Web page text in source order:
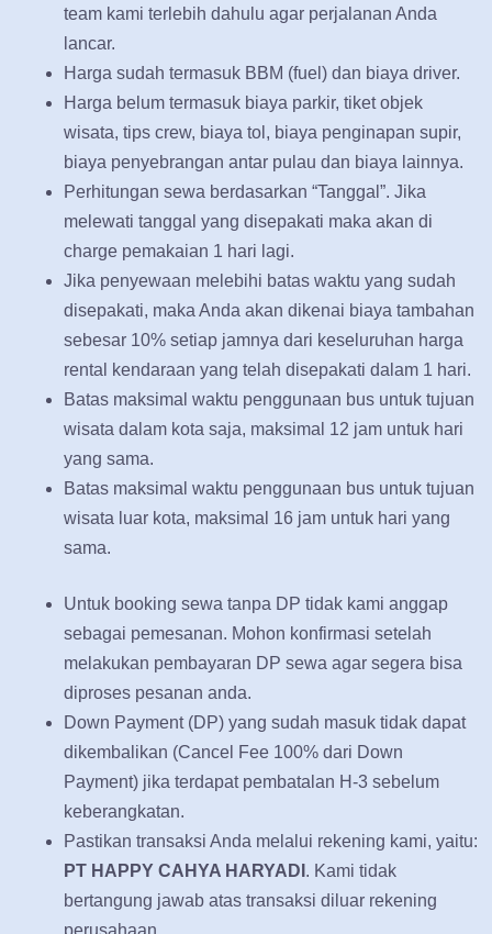
team kami terlebih dahulu agar perjalanan Anda
lancar.
Harga sudah termasuk BBM (fuel) dan biaya driver.
Harga belum termasuk biaya parkir, tiket objek
wisata, tips crew, biaya tol, biaya penginapan supir,
biaya penyebrangan antar pulau dan biaya lainnya.
Perhitungan sewa berdasarkan “Tanggal”. Jika
melewati tanggal yang disepakati maka akan di
charge pemakaian 1 hari lagi.
Jika penyewaan melebihi batas waktu yang sudah
disepakati, maka Anda akan dikenai biaya tambahan
sebesar 10% setiap jamnya dari keseluruhan harga
rental kendaraan yang telah disepakati dalam 1 hari.
Batas maksimal waktu penggunaan bus untuk tujuan
wisata dalam kota saja, maksimal 12 jam untuk hari
yang sama.
Batas maksimal waktu penggunaan bus untuk tujuan
wisata luar kota, maksimal 16 jam untuk hari yang
sama.
Untuk booking sewa tanpa DP tidak kami anggap
sebagai pemesanan. Mohon konfirmasi setelah
melakukan pembayaran DP sewa agar segera bisa
diproses pesanan anda.
Down Payment (DP) yang sudah masuk tidak dapat
dikembalikan (Cancel Fee 100% dari Down
Payment) jika terdapat pembatalan H-3 sebelum
keberangkatan.
Pastikan transaksi Anda melalui rekening kami, yaitu:
PT HAPPY CAHYA HARYADI . Kami tidak
bertangung jawab atas transaksi diluar rekening
perusahaan.